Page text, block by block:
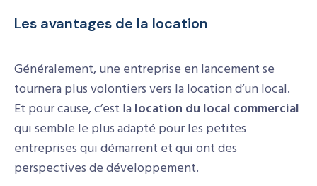
Les avantages de la location
Généralement, une entreprise en lancement se
tournera plus volontiers vers la location d’un local.
Et pour cause, c’est lalocation du local commercial
qui semble le plus adapté pour les petites
entreprises qui démarrent et qui ont des
perspectives de développement.